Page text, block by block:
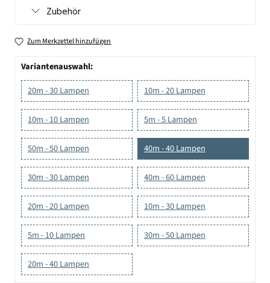
Zubehör
Zum Merkzettel hinzufügen
Variantenauswahl:
20m - 30 Lampen
10m - 20 Lampen
10m - 10 Lampen 5m - 5 Lampen
50m - 50 Lampen 40m - 40 Lampen
30m - 30 Lampen 40m - 60 Lampen
20m - 20 Lampen 10m - 30 Lampen
5m - 10 Lampen 30m - 50 Lampen
20m - 40 Lampen